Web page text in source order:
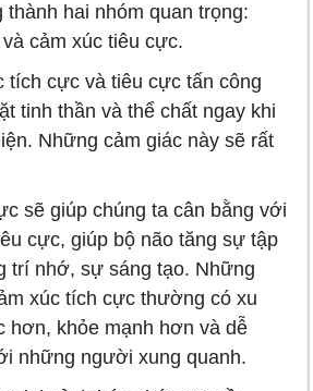
thành hai nhóm quan trọng:
cảm xúc tiêu cực.
cực và tiêu cực tấn công
tinh thần và thể chất ngay khi
Những cảm giác này sẽ rất
sẽ giúp chúng ta cân bằng với
cực, giúp bộ não tăng sự tập
trí nhớ, sự sáng tạo. Những
xúc tích cực thường có xu
hơn, khỏe mạnh hơn và dễ
những người xung quanh.